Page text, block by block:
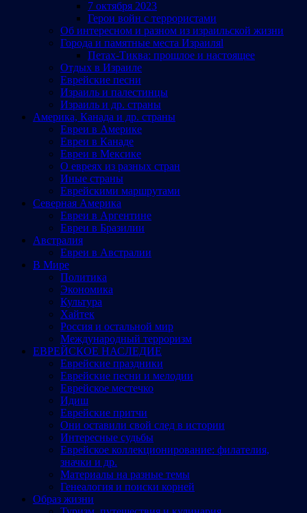
7 октября 2023
Герои войн с террористами
Об интересном и разном из израильской жизни
Города и памятные места Израиляl
Петах-Тиква: прошлое и настоящее
Отдых в Израиле
Еврейские песни
Израиль и палестинцы
Израиль и др. страны
Америка, Канада и др. страны
Евреи в Америке
Евреи в Канаде
Евреи в Мексике
О евреях из разных стран
Иные страны
Еврейскими маршрутами
Северная Америка
Евреи в Аргентине
Евреи в Бразилии
Австралия
Евреи в Австралии
В Мире
Политика
Экономика
Культура
Хайтек
Россия и остальной мир
Международный терроризм
ЕВРЕЙСКОЕ НАСЛЕДИЕ
Еврейские праздники
Еврейские песни и мелодии
Еврейское местечко
Идиш
Еврейские притчи
Они оставили свой след в истории
Интересные судьбы
Еврейское коллекционирование: филателия,
значки и др.
Материалы на разные темы
Генеалогия и поиски корней
Образ жизни